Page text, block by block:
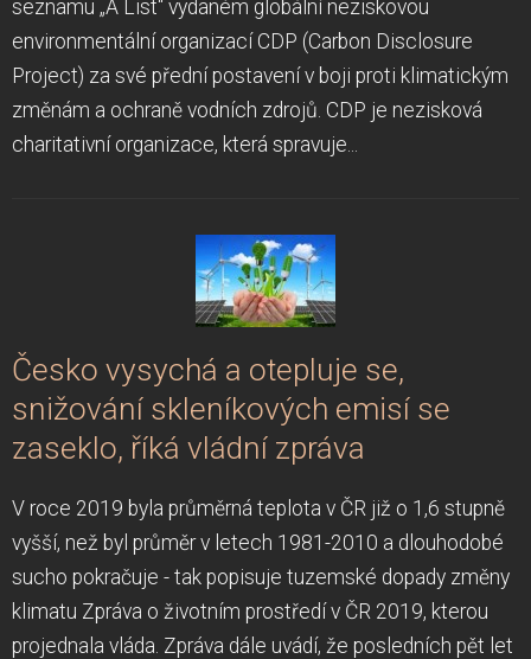
seznamu „A List“ vydaném globální neziskovou
environmentální organizací CDP (Carbon Disclosure
Project) za své přední postavení v boji proti klimatickým
změnám a ochraně vodních zdrojů. CDP je nezisková
charitativní organizace, která spravuje...
Česko vysychá a otepluje se,
snižování skleníkových emisí se
zaseklo, říká vládní zpráva
V roce 2019 byla průměrná teplota v ČR již o 1,6 stupně
vyšší, než byl průměr v letech 1981-2010 a dlouhodobé
sucho pokračuje - tak popisuje tuzemské dopady změny
klimatu Zpráva o životním prostředí v ČR 2019, kterou
projednala vláda. Zpráva dále uvádí, že posledních pět let